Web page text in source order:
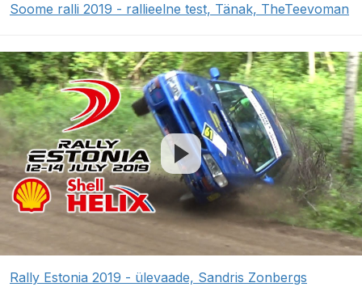
Soome ralli 2019 - rallieelne test, Tänak, TheTeevoman
Rally Estonia 2019 - ülevaade, Sandris Zonbergs